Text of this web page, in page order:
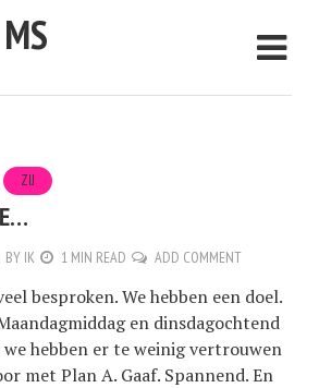
ZIJ
BY IK 1 MIN READ ADD COMMENT
besproken. We hebben een doel.
en dinsdagochtend
hebben er te weinig vertrouwen
met Plan A. Gaaf. Spannend. En